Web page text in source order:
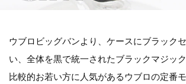
ウブロビッグバンより、ケースにブラック
い、全体を黒で統一されたブラックマジック
比較的お若い方に人気があるウブロの定番